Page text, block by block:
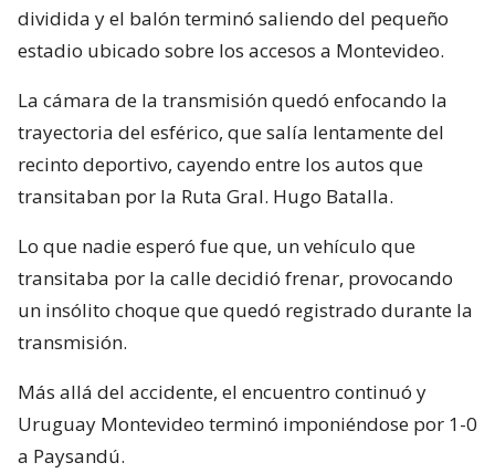
dividida y el balón terminó saliendo del pequeño
estadio ubicado sobre los accesos a Montevideo.
La cámara de la transmisión quedó enfocando la
trayectoria del esférico, que salía lentamente del
recinto deportivo, cayendo entre los autos que
transitaban por la Ruta Gral. Hugo Batalla.
Lo que nadie esperó fue que, un vehículo que
transitaba por la calle decidió frenar, provocando
un insólito choque que quedó registrado durante la
transmisión.
Más allá del accidente, el encuentro continuó y
Uruguay Montevideo terminó imponiéndose por 1-0
a Paysandú.